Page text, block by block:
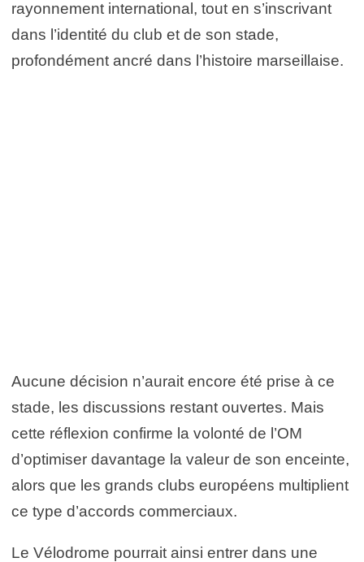
rayonnement international, tout en s’inscrivant
dans l’identité du club et de son stade,
profondément ancré dans l’histoire marseillaise.
Aucune décision n’aurait encore été prise à ce
stade, les discussions restant ouvertes. Mais
cette réflexion confirme la volonté de l’OM
d’optimiser davantage la valeur de son enceinte,
alors que les grands clubs européens multiplient
ce type d’accords commerciaux.
Le Vélodrome pourrait ainsi entrer dans une